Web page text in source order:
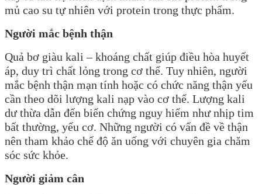
mủ cao su tự nhiên với protein trong thực phẩm.
Người mắc bệnh thận
Quả bơ giàu kali – khoáng chất giúp điều hòa huyết
áp, duy trì chất lỏng trong cơ thể. Tuy nhiên, người
mắc bệnh thận mạn tính hoặc có chức năng thận yếu
cần theo dõi lượng kali nạp vào cơ thể. Lượng kali
dư thừa dẫn đến biến chứng nguy hiểm như nhịp tim
bất thường, yếu cơ. Những người có vấn đề về thận
nên tham khảo chế độ ăn uống với chuyên gia chăm
sóc sức khỏe.
Người giảm cân